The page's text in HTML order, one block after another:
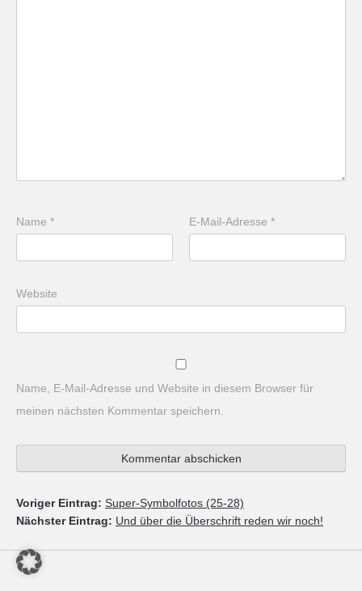
Name * E-Mail-Adresse*
Website
Name, E-Mail-Adresse und Website in diesem Browser für
meinen nächsten Kommentar speichern.
Voriger Eintrag: Super-Symbolfotos (25-28)
Nächster Eintrag: Und über die Überschrift reden wir noch!